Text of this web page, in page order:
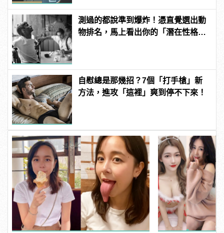
測過的都說準到爆炸！憑直覺選出動
物排名，馬上看出你的「潛在性格與
自慰總是那幾招？7個「打手槍」新
方法，進攻「這裡」爽到停不下來！